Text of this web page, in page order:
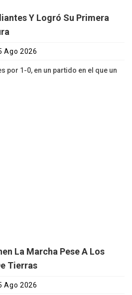
Y Logró Su Primera
Ago 2026
por 1-0, en un partido en el que un
La Marcha Pese A Los
Tierras
Ago 2026